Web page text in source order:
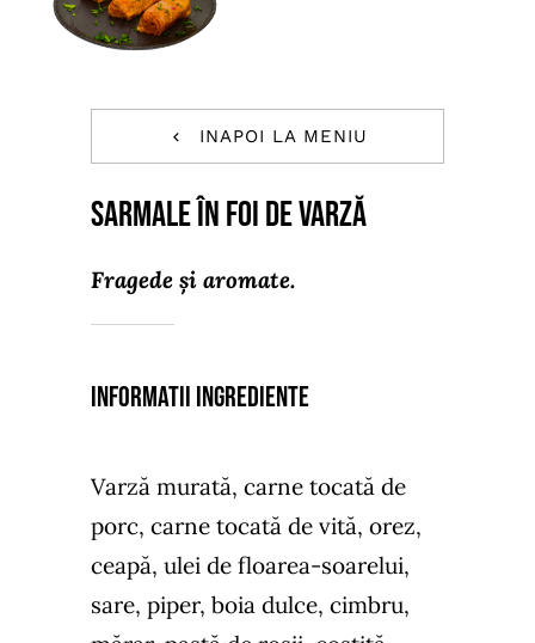
INAPOI LA MENIU
Sarmale în foi de varză
Fragede și aromate.
Informatii ingrediente
Varză murată, carne tocată de
porc, carne tocată de vită, orez,
ceapă, ulei de floarea-soarelui,
sare, piper, boia dulce, cimbru,